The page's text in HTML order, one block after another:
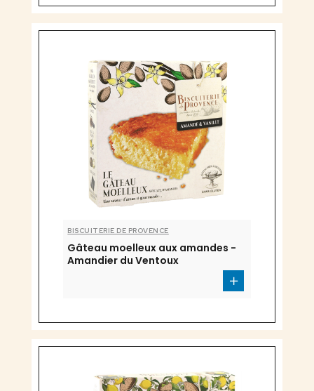
BISCUITERIE DE PROVENCE
Gâteau moelleux aux amandes -
Amandier du Ventoux